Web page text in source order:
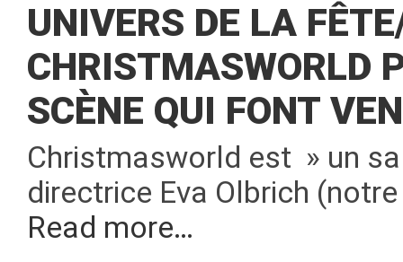
UNIVERS DE LA
CHRISTMASWORLD
SCÈNE QUI FONT
Christmasworld est » un
directrice Eva Olbrich
Read more…